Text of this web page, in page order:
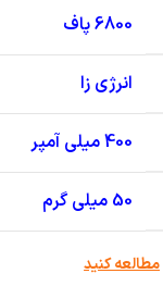
6800 پاف
انرژی زا
400 میلی آمپر
50 میلی گرم
مطالعه کنید